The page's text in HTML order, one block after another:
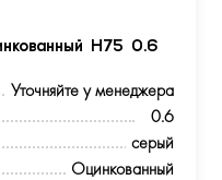
Н75 0.6
Уточняйте у менеджера
0.6
серый
Оцинкованный